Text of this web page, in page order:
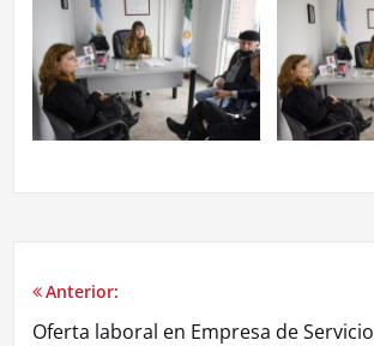
Anterior:
Oferta laboral en Empresa de Servicio